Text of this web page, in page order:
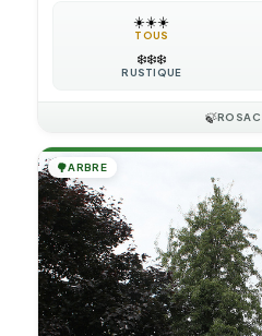
☀️☀️☀️
TOUS
❄️❄️❄️
RUSTIQUE
🍃
🌳ARBRE